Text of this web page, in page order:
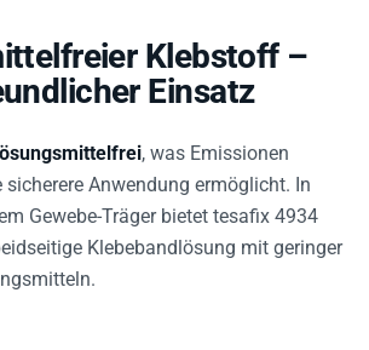
Klebstoff –
Einsatz
, was Emissionen
sicherere Anwendung ermöglicht. In
Gewebe-Träger bietet tesafix 4934
Klebebandlösung mit geringer